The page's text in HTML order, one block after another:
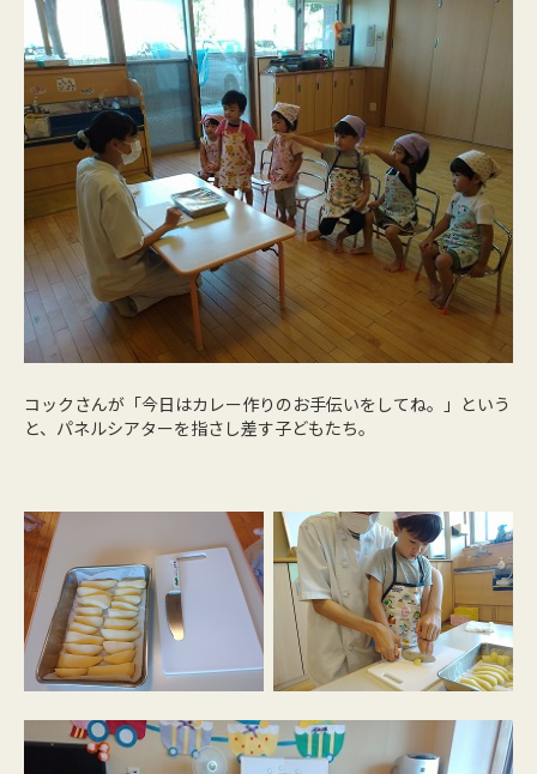
コックさんが「今日はカレー作りのお手伝いをしてね。」という
と、パネルシアターを指さし差す子どもたち。